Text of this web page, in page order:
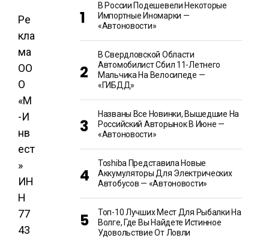
Ре
кла
ма
ОО
О
«М
-И
нв
ест
»
ИН
Н
77
43
В России Подешевели Некоторые
Импортные Иномарки —
«Автоновости»
В Свердловской Области
Автомобилист Сбил 11-Летнего
Мальчика На Велосипеде —
«ГИБДД»
Названы Все Новинки, Вышедшие На
Российский Авторынок В Июне —
«Автоновости»
Toshiba Представила Новые
Аккумуляторы Для Электрических
Автобусов — «Автоновости»
Топ-10 Лучших Мест Для Рыбалки На
Волге, Где Вы Найдете Истинное
Удовольствие От Ловли